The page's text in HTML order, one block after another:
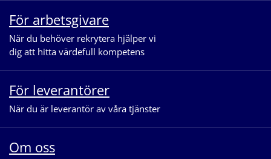
För arbetsgivare
När du behöver rekrytera hjälper vi
dig att hitta värdefull kompetens
För leverantörer
När du är leverantör av våra tjänster
Om oss